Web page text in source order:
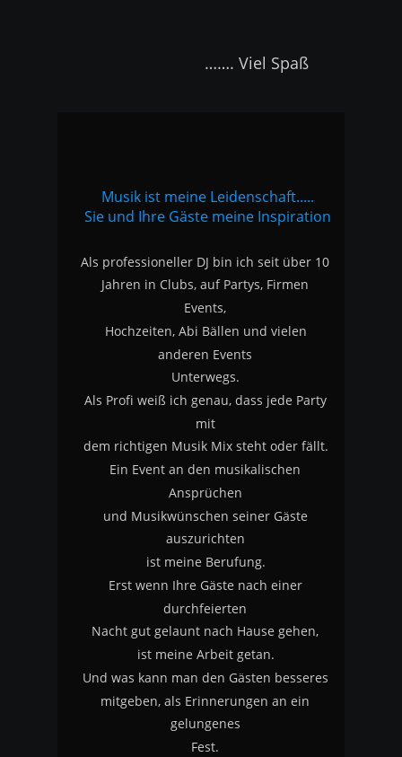
                         ……. Viel Spaß
Als professioneller DJ bin ich seit über 10
Jahren in Clubs, auf Partys, Firmen
Events,
Hochzeiten, Abi Bällen und vielen
anderen Events
Unterwegs.
Als Profi weiß ich genau, dass jede Party
mit
dem richtigen Musik Mix steht oder fällt.
Ein Event an den musikalischen
Ansprüchen
und Musikwünschen seiner Gäste
auszurichten
ist meine Berufung.
Erst wenn Ihre Gäste nach einer
durchfeierten
Nacht gut gelaunt nach Hause gehen,
ist meine Arbeit getan.
Und was kann man den Gästen besseres
mitgeben, als Erinnerungen an ein
gelungenes
Fest.
Musik ist meine Leidenschaft.....
Sie und Ihre Gäste meine Inspiration